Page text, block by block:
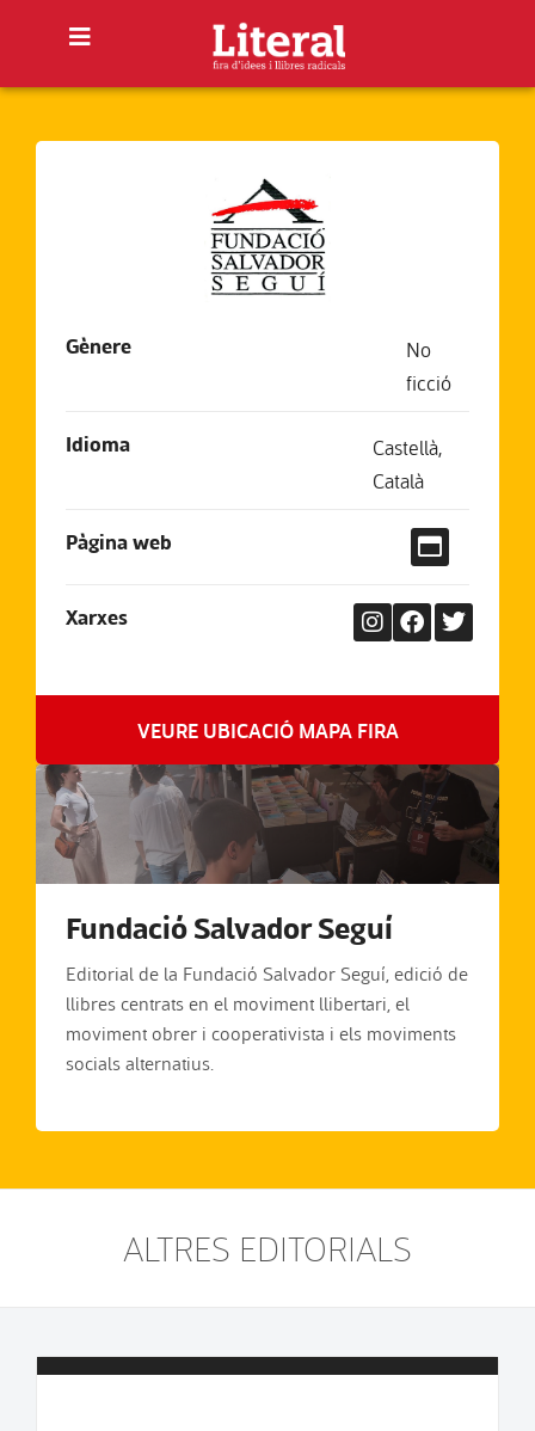
Gènere
No
ficció
Idioma Castellà,
Català
Pàgina web
Xarxes
VEURE UBICACIÓ MAPA FIRA
Fundació Salvador Seguí
Editorial de la Fundació Salvador Seguí, edició de
llibres centrats en el moviment llibertari, el
moviment obrer i cooperativista i els moviments
socials alternatius.
ALTRES EDITORIALS